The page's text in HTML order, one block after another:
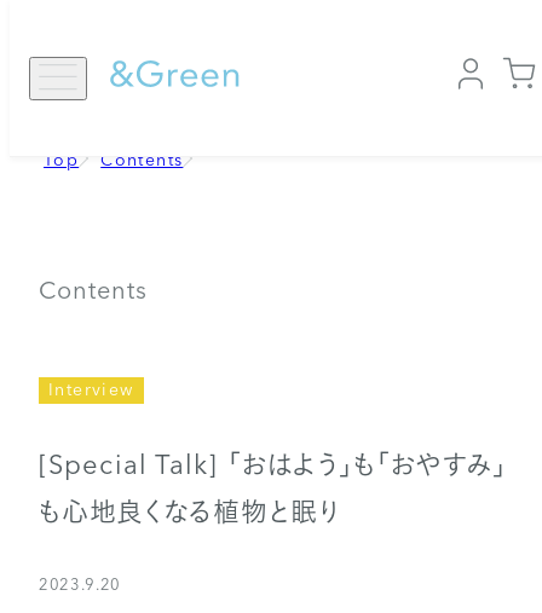
Top Contents
Contents
Interview
[Special Talk] 「おはよう」も「おやすみ」
も心地良くなる植物と眠り
2023.9.20